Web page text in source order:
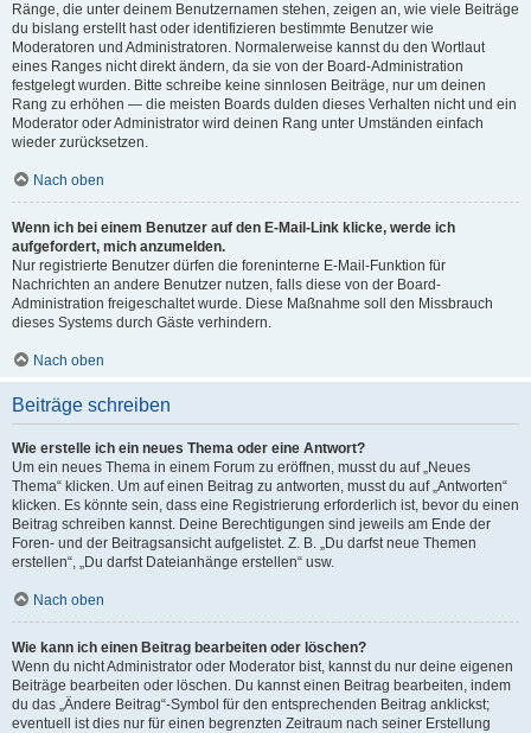
Ränge, die unter deinem Benutzernamen stehen, zeigen an, wie viele Beiträge
du bislang erstellt hast oder identifizieren bestimmte Benutzer wie
Moderatoren und Administratoren. Normalerweise kannst du den Wortlaut
eines Ranges nicht direkt ändern, da sie von der Board-Administration
festgelegt wurden. Bitte schreibe keine sinnlosen Beiträge, nur um deinen
Rang zu erhöhen — die meisten Boards dulden dieses Verhalten nicht und ein
Moderator oder Administrator wird deinen Rang unter Umständen einfach
wieder zurücksetzen.
Nach oben
Wenn ich bei einem Benutzer auf den E-Mail-Link klicke, werde ich
aufgefordert, mich anzumelden.
Nur registrierte Benutzer dürfen die foreninterne E-Mail-Funktion für
Nachrichten an andere Benutzer nutzen, falls diese von der Board-
Administration freigeschaltet wurde. Diese Maßnahme soll den Missbrauch
dieses Systems durch Gäste verhindern.
Nach oben
Beiträge schreiben
Wie erstelle ich ein neues Thema oder eine Antwort?
Um ein neues Thema in einem Forum zu eröffnen, musst du auf „Neues
Thema“ klicken. Um auf einen Beitrag zu antworten, musst du auf „Antworten“
klicken. Es könnte sein, dass eine Registrierung erforderlich ist, bevor du einen
Beitrag schreiben kannst. Deine Berechtigungen sind jeweils am Ende der
Foren- und der Beitragsansicht aufgelistet. Z. B. „Du darfst neue Themen
erstellen“, „Du darfst Dateianhänge erstellen“ usw.
Nach oben
Wie kann ich einen Beitrag bearbeiten oder löschen?
Wenn du nicht Administrator oder Moderator bist, kannst du nur deine eigenen
Beiträge bearbeiten oder löschen. Du kannst einen Beitrag bearbeiten, indem
du das „Ändere Beitrag“-Symbol für den entsprechenden Beitrag anklickst;
eventuell ist dies nur für einen begrenzten Zeitraum nach seiner Erstellung